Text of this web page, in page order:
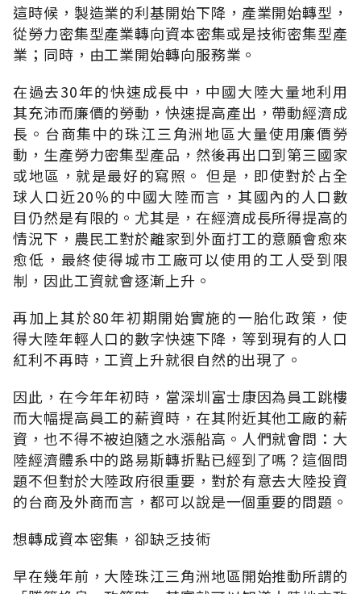
這時候，製造業的利基開始下降，產業開始轉型，
從勞力密集型產業轉向資本密集或是技術密集型產
業；同時，由工業開始轉向服務業。
在過去30年的快速成長中，中國大陸大量地利用
其充沛而廉價的勞動，快速提高產出，帶動經濟成
長。台商集中的珠江三角洲地區大量使用廉價勞
動，生產勞力密集型產品，然後再出口到第三國家
或地區，就是最好的寫照。 但是，即使對於占全
球人口近20％的中國大陸而言，其國內的人口數
目仍然是有限的。尤其是，在經濟成長所得提高的
情況下，農民工對於離家到外面打工的意願會愈來
愈低，最終使得城市工廠可以使用的工人受到限
制，因此工資就會逐漸上升。
再加上其於80年初期開始實施的一胎化政策，使
得大陸年輕人口的數字快速下降，等到現有的人口
紅利不再時，工資上升就很自然的出現了。
因此，在今年年初時，當深圳富士康因為員工跳樓
而大幅提高員工的薪資時，在其附近其他工廠的薪
資，也不得不被迫隨之水漲船高。人們就會問：大
陸經濟體系中的路易斯轉折點已經到了嗎？這個問
題不但對於大陸政府很重要，對於有意去大陸投資
的台商及外商而言，都可以說是一個重要的問題。
想轉成資本密集，卻缺乏技術
早在幾年前，大陸珠江三角洲地區開始推動所謂的